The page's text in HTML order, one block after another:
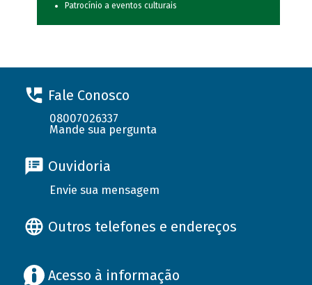
Patrocínio a eventos culturais
Fale Conosco
08007026337
Mande sua pergunta
Ouvidoria
Envie sua mensagem
Outros telefones e endereços
Acesso à informação